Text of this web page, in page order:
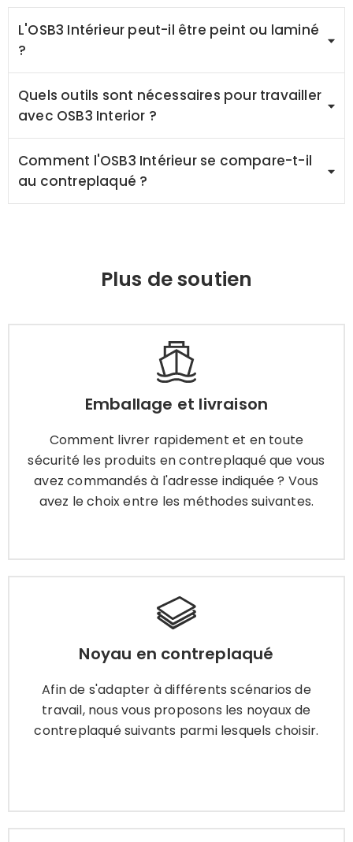
L'OSB3 Intérieur peut-il être peint ou laminé
?
Quels outils sont nécessaires pour travailler
avec OSB3 Interior ?
Comment l'OSB3 Intérieur se compare-t-il
au contreplaqué ?
Plus de soutien
Emballage et livraison
Comment livrer rapidement et en toute
sécurité les produits en contreplaqué que vous
avez commandés à l'adresse indiquée ? Vous
avez le choix entre les méthodes suivantes.
Emballage et livraison
Comment livrer rapidement et en toute
sécurité les produits en contreplaqué que vous
avez le choix entre les méthodes suivantes.
Apprendre encore plus
Noyau en contreplaqué
Afin de s'adapter à différents scénarios de
travail, nous vous proposons les noyaux de
contreplaqué suivants parmi lesquels choisir.
Noyau en contreplaqué
Afin de s'adapter à différents scénarios de
contreplaqué suivants parmi lesquels choisir.